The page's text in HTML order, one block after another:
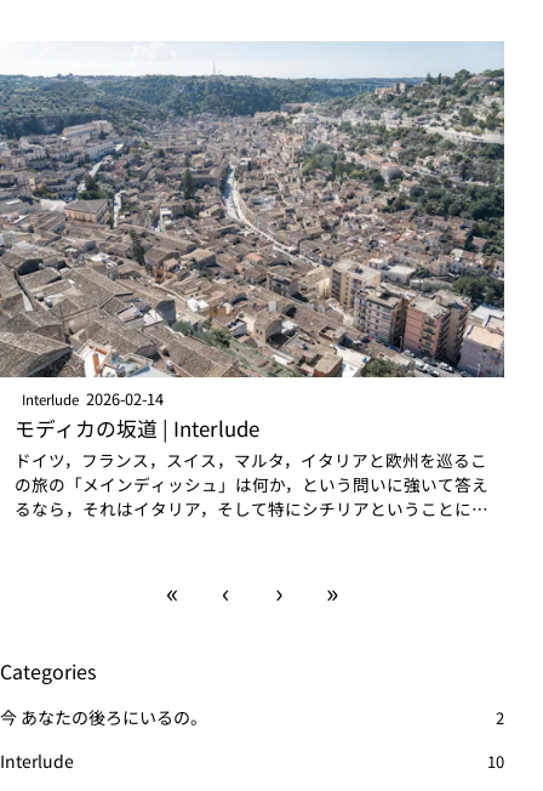
Interlude 2026-02-14
モディカの坂道 | Interlude
ドイツ，フランス，スイス，マルタ，イタリアと欧州を巡るこ
の旅の「メインディッシュ」は何か，という問いに強いて答え
るなら，それはイタリア，そして特にシチリアということにな
« ‹ › »
Categories
今 あなたの後ろにいるの。 2
Interlude 10